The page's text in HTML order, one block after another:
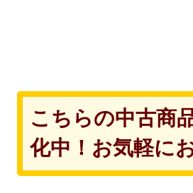
こちらの中古商
化中！お気軽に